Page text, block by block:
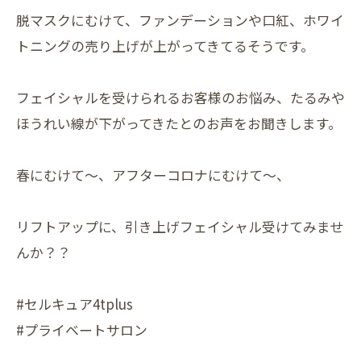
脱マスクにむけて、ファンデーションや口紅、ホワイ
トニングの売り上げが上がってきてるそうです。
フェイシャルを受けられるお客様のお悩み、たるみや
ほうれい線が下がってきたとのお声をお聞きします。
春にむけて〜、アフターコロナにむけて〜、
リフトアップに、引き上げフェイシャル受けてみませ
んか？？
#セルキュア4tplus
#プライベートサロン